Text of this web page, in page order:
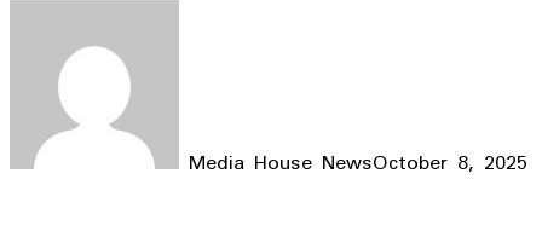
Media House NewsOctober 8, 2025